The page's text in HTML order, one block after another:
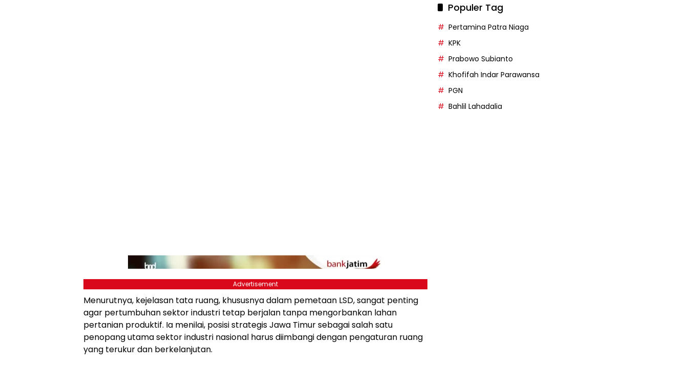
Advertisement
Menurutnya, kejelasan tata ruang, khususnya dalam pemetaan LSD, sangat penting
agar pertumbuhan sektor industri tetap berjalan tanpa mengorbankan lahan
pertanian produktif. Ia menilai, posisi strategis Jawa Timur sebagai salah satu
penopang utama sektor industri nasional harus diimbangi dengan pengaturan ruang
yang terukur dan berkelanjutan.
Populer Tag
Pertamina Patra Niaga
KPK
Prabowo Subianto
Khofifah Indar Parawansa
PGN
Bahlil Lahadalia